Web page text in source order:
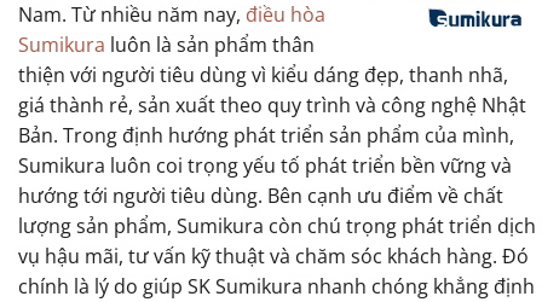
Nam. Từ nhiều năm nay, điều hòa
Sumikura luôn là sản phẩm thân
thiện với người tiêu dùng vì kiểu dáng đẹp, thanh nhã,
giá thành rẻ, sản xuất theo quy trình và công nghệ Nhật
Bản. Trong định hướng phát triển sản phẩm của mình,
Sumikura luôn coi trọng yếu tố phát triển bền vững và
hướng tới người tiêu dùng. Bên cạnh ưu điểm về chất
lượng sản phẩm, Sumikura còn chú trọng phát triển dịch
vụ hậu mãi, tư vấn kỹ thuật và chăm sóc khách hàng. Đó
chính là lý do giúp SK Sumikura nhanh chóng khẳng định